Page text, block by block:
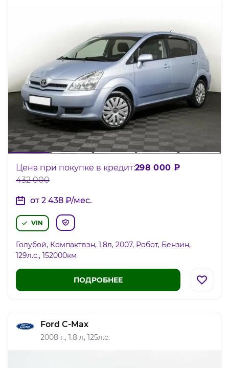
Цена при покупке в кредит:298 000 ₽
432 000
от 2 438 ₽/мес.
VIN
Голубой, Компактвэн, 1.8л, 2007, Робот, Бензин,
129л.c., 152000км
ПОДРОБНЕЕ
Ford C-Max
2008 г., 1.8 л, 125л.с.